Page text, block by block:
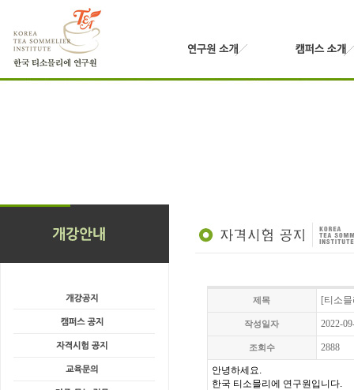
제목 [티소
작성일자 2022-
조회수 2888
안녕하세요.
한국 티소믈리에 연구원입니다.